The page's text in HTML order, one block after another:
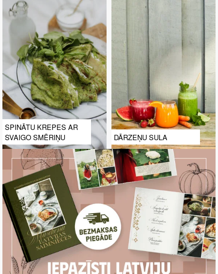
SPINĀTU KREPES AR
SVAIGO SMĒRIŅU
DĀRZEŅU SULA